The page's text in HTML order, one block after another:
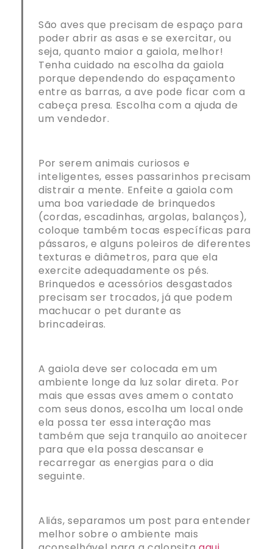
São aves que precisam de espaço para
poder abrir as asas e se exercitar, ou
seja, quanto maior a gaiola, melhor!
Tenha cuidado na escolha da gaiola
porque dependendo do espaçamento
entre as barras, a ave pode ficar com a
cabeça presa. Escolha com a ajuda de
um vendedor.
Por serem animais curiosos e
inteligentes, esses passarinhos precisam
distrair a mente. Enfeite a gaiola com
uma boa variedade de brinquedos
(cordas, escadinhas, argolas, balanços),
coloque também tocas específicas para
pássaros, e alguns poleiros de diferentes
texturas e diâmetros, para que ela
exercite adequadamente os pés.
Brinquedos e acessórios desgastados
precisam ser trocados, já que podem
machucar o pet durante as
brincadeiras.
A gaiola deve ser colocada em um
ambiente longe da luz solar direta. Por
mais que essas aves amem o contato
com seus donos, escolha um local onde
ela possa ter essa interação mas
também que seja tranquilo ao anoitecer
para que ela possa descansar e
recarregar as energias para o dia
seguinte.
Aliás, separamos um post para entender
melhor sobre o ambiente mais